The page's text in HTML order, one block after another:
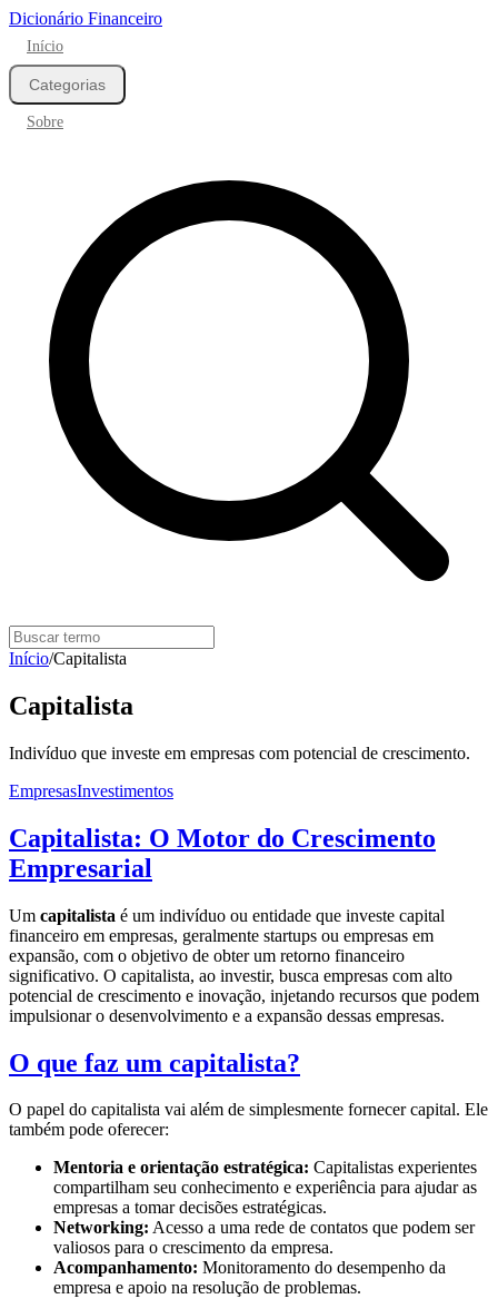
Dicionário Financeiro
Início
Categorias
Sobre
Início/Capitalista
Capitalista
Indivíduo que investe em empresas com potencial de crescimento.
EmpresasInvestimentos
Capitalista: O Motor do Crescimento
Empresarial
Um capitalista é um indivíduo ou entidade que investe capital
financeiro em empresas, geralmente startups ou empresas em
expansão, com o objetivo de obter um retorno financeiro
significativo. O capitalista, ao investir, busca empresas com alto
potencial de crescimento e inovação, injetando recursos que podem
impulsionar o desenvolvimento e a expansão dessas empresas.
O que faz um capitalista?
O papel do capitalista vai além de simplesmente fornecer capital. Ele
também pode oferecer:
Mentoria e orientação estratégica: Capitalistas experientes
compartilham seu conhecimento e experiência para ajudar as
empresas a tomar decisões estratégicas.
Networking: Acesso a uma rede de contatos que podem ser
valiosos para o crescimento da empresa.
Acompanhamento: Monitoramento do desempenho da
empresa e apoio na resolução de problemas.